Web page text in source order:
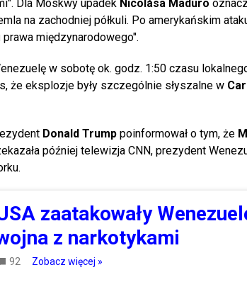
Dla Moskwy upadek Nicolása Maduro
na zachodniej półkuli. Po amerykańskim
prawa międzynarodowego".
w sobotę ok. godz. 1:50 czasu
że eksplozje były szczególnie słyszalne w
Donald Trump poinformował o tym, że
później telewizja CNN, prezydent
zaatakowały
z narkotykami
92 Zobacz więcej »